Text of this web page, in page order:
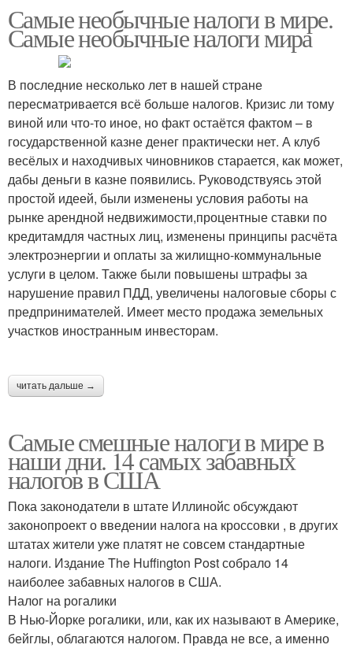
Самые необычные налоги в мире.
Самые необычные налоги мира
В последние несколько лет в нашей стране
пересматривается всё больше налогов. Кризис ли тому
виной или что-то иное, но факт остаётся фактом – в
государственной казне денег практически нет. А клуб
весёлых и находчивых чиновников старается, как может,
дабы деньги в казне появились. Руководствуясь этой
простой идеей, были изменены условия работы на
рынке арендной недвижимости,процентные ставки по
кредитамдля частных лиц, изменены принципы расчёта
электроэнергии и оплаты за жилищно-коммунальные
услуги в целом. Также были повышены штрафы за
нарушение правил ПДД, увеличены налоговые сборы с
предпринимателей. Имеет место продажа земельных
участков иностранным инвесторам.
читать дальше →
Самые смешные налоги в мире в
наши дни. 14 самых забавных
налогов в США
Пока законодатели в штате Иллинойс обсуждают
законопроект о введении налога на кроссовки , в других
штатах жители уже платят не совсем стандартные
налоги. Издание The Huffington Post собрало 14
наиболее забавных налогов в США.
Налог на рогалики
В Нью-Йорке рогалики, или, как их называют в Америке,
бейглы, облагаются налогом. Правда не все, а именно